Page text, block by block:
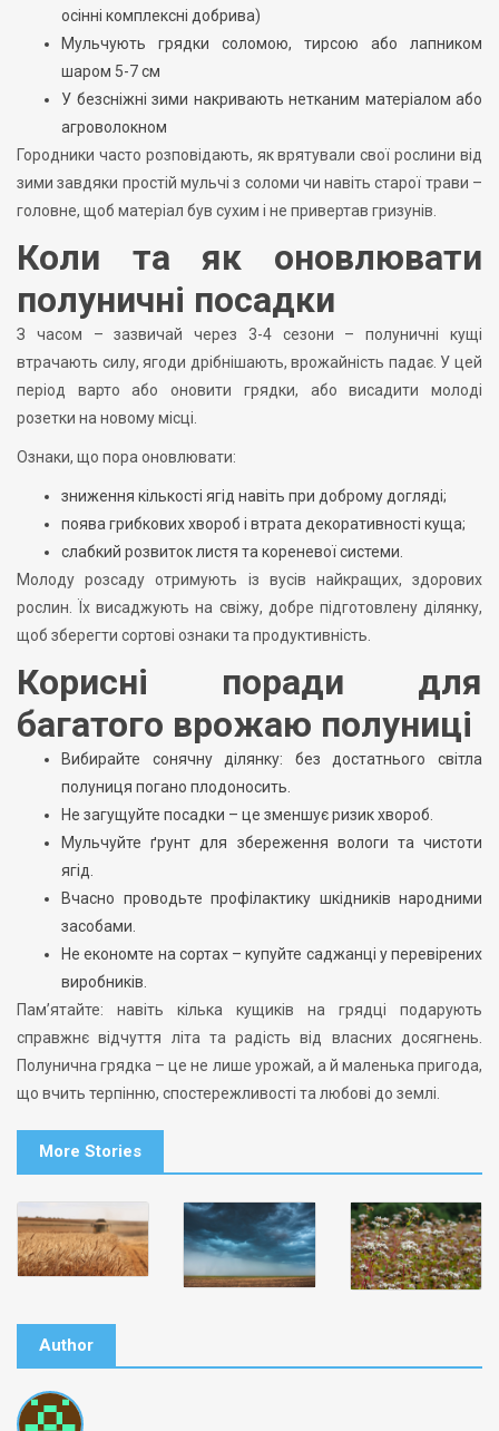
осінні комплексні добрива)
Мульчують грядки соломою, тирсою або лапником
шаром 5-7 см
У безсніжні зими накривають нетканим матеріалом або
агроволокном
Городники часто розповідають, як врятували свої рослини від
зими завдяки простій мульчі з соломи чи навіть старої трави –
головне, щоб матеріал був сухим і не привертав гризунів.
Коли та як оновлювати
полуничні посадки
З часом – зазвичай через 3-4 сезони – полуничні кущі
втрачають силу, ягоди дрібнішають, врожайність падає. У цей
період варто або оновити грядки, або висадити молоді
розетки на новому місці.
Ознаки, що пора оновлювати:
зниження кількості ягід навіть при доброму догляді;
поява грибкових хвороб і втрата декоративності куща;
слабкий розвиток листя та кореневої системи.
Молоду розсаду отримують із вусів найкращих, здорових
рослин. Їх висаджують на свіжу, добре підготовлену ділянку,
щоб зберегти сортові ознаки та продуктивність.
Корисні поради для
багатого врожаю полуниці
Вибирайте сонячну ділянку: без достатнього світла
полуниця погано плодоносить.
Не загущуйте посадки – це зменшує ризик хвороб.
Мульчуйте ґрунт для збереження вологи та чистоти
ягід.
Вчасно проводьте профілактику шкідників народними
засобами.
Не економте на сортах – купуйте саджанці у перевірених
виробників.
Пам’ятайте: навіть кілька кущиків на грядці подарують
справжнє відчуття літа та радість від власних досягнень.
Полунична грядка – це не лише урожай, а й маленька пригода,
що вчить терпінню, спостережливості та любові до землі.
More Stories
Author